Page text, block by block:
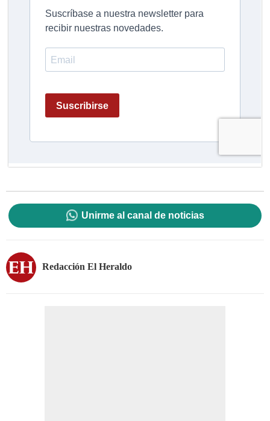
Unirme al canal de noticias
Redacción El Heraldo